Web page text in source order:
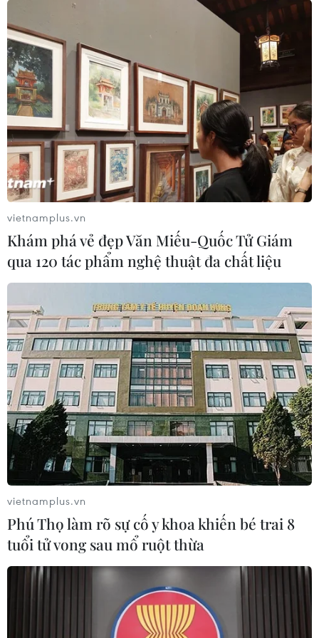
vietnamplus.vn
Khám phá vẻ đẹp Văn Miếu-Quốc Tử Giám
qua 120 tác phẩm nghệ thuật đa chất liệu
vietnamplus.vn
Phú Thọ làm rõ sự cố y khoa khiến bé trai 8
tuổi tử vong sau mổ ruột thừa